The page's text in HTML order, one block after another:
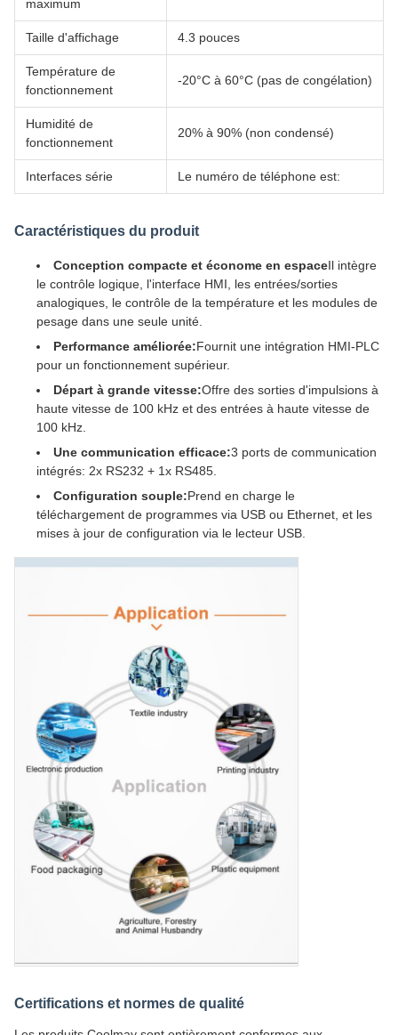
maximum
Taille d'affichage 4.3 pouces
Température de
fonctionnement
-20°C à 60°C (pas de congélation)
Humidité de
fonctionnement
20% à 90% (non condensé)
Interfaces série Le numéro de téléphone est:
Caractéristiques du produit
Conception compacte et économe en espaceIl intègre
le contrôle logique, l'interface HMI, les entrées/sorties
analogiques, le contrôle de la température et les modules de
pesage dans une seule unité.
Performance améliorée:Fournit une intégration HMI-PLC
pour un fonctionnement supérieur.
Départ à grande vitesse:Offre des sorties d'impulsions à
haute vitesse de 100 kHz et des entrées à haute vitesse de
100 kHz.
Une communication efficace:3 ports de communication
intégrés: 2x RS232 + 1x RS485.
Configuration souple:Prend en charge le
téléchargement de programmes via USB ou Ethernet, et les
mises à jour de configuration via le lecteur USB.
Certifications et normes de qualité